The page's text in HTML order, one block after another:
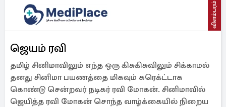
விளம்பரம்
ஜெயம் ரவி
தமிழ் சினிமாவிலும் எந்த ஒரு கிசுகிசுவிலும் சிக்காமல்
தனது சினிமா பயணத்தை மிகவும் கரெக்ட்டாக
கொண்டு சென்றவர் நடிகர் ரவி மோகன். சினிமாவில்
ஜெயித்த ரவி மோகன் சொந்த வாழ்க்கையில் நிறைய